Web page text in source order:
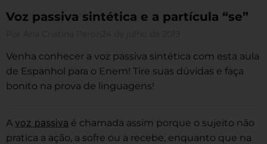
Voz passiva sintética e a partícula “se”
Venha conhecer a voz passiva sintética com esta aula
de Espanhol para o Enem! Tire suas dúvidas e faça
bonito na prova de linguagens!
A voz passiva é chamada assim porque o sujeito não
pratica a ação, a sofre ou a recebe, enquanto que na